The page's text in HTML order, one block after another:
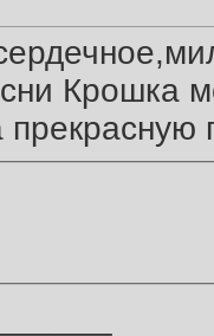
Крошка